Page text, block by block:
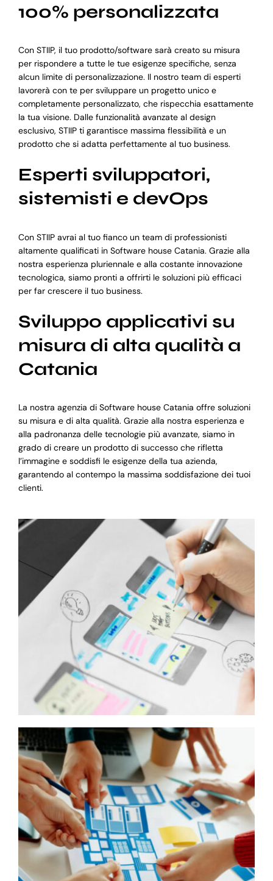
100% personalizzata
Con STIIP, il tuo prodotto/software sarà creato su misura
per rispondere a tutte le tue esigenze specifiche, senza
alcun limite di personalizzazione. Il nostro team di esperti
lavorerà con te per sviluppare un progetto unico e
completamente personalizzato, che rispecchia esattamente
la tua visione. Dalle funzionalità avanzate al design
esclusivo, STIIP ti garantisce massima flessibilità e un
prodotto che si adatta perfettamente al tuo business.
Esperti sviluppatori,
sistemisti e devOps
Con STIIP avrai al tuo fianco un team di professionisti
altamente qualificati in Software house Catania. Grazie alla
nostra esperienza pluriennale e alla costante innovazione
tecnologica, siamo pronti a offrirti le soluzioni più efficaci
per far crescere il tuo business.
Sviluppo applicativi su
misura di alta qualità a
Catania
La nostra agenzia di Software house Catania offre soluzioni
su misura e di alta qualità. Grazie alla nostra esperienza e
alla padronanza delle tecnologie più avanzate, siamo in
grado di creare un prodotto di successo che rifletta
l’immagine e soddisfi le esigenze della tua azienda,
garantendo al contempo la massima soddisfazione dei tuoi
clienti.